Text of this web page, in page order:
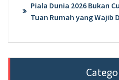
Piala Dunia 2026 Bukan
Tuan Rumah yang Wajib